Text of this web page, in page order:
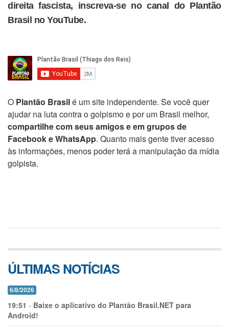
direita fascista, inscreva-se no canal do Plantão
Brasil no YouTube.
O Plantão Brasilé um site independente. Se você quer
ajudar na luta contra o golpismo e por um Brasil melhor,
compartilhe com seus amigos e em grupos de
Facebook e WhatsApp. Quanto mais gente tiver acesso
às informações, menos poder terá a manipulação da mídia
golpista.
ÚLTIMAS NOTÍCIAS
6/8/2026
19:51 - Baixe o aplicativo do Plantão Brasil.NET para
Android!